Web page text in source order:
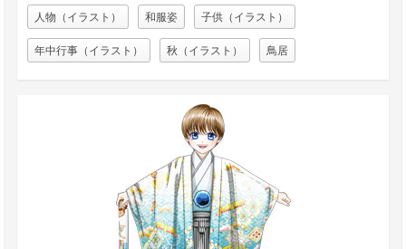
人物（イラスト） 和服姿 子供（イラスト）
年中行事（イラスト） 秋（イラスト） 鳥居